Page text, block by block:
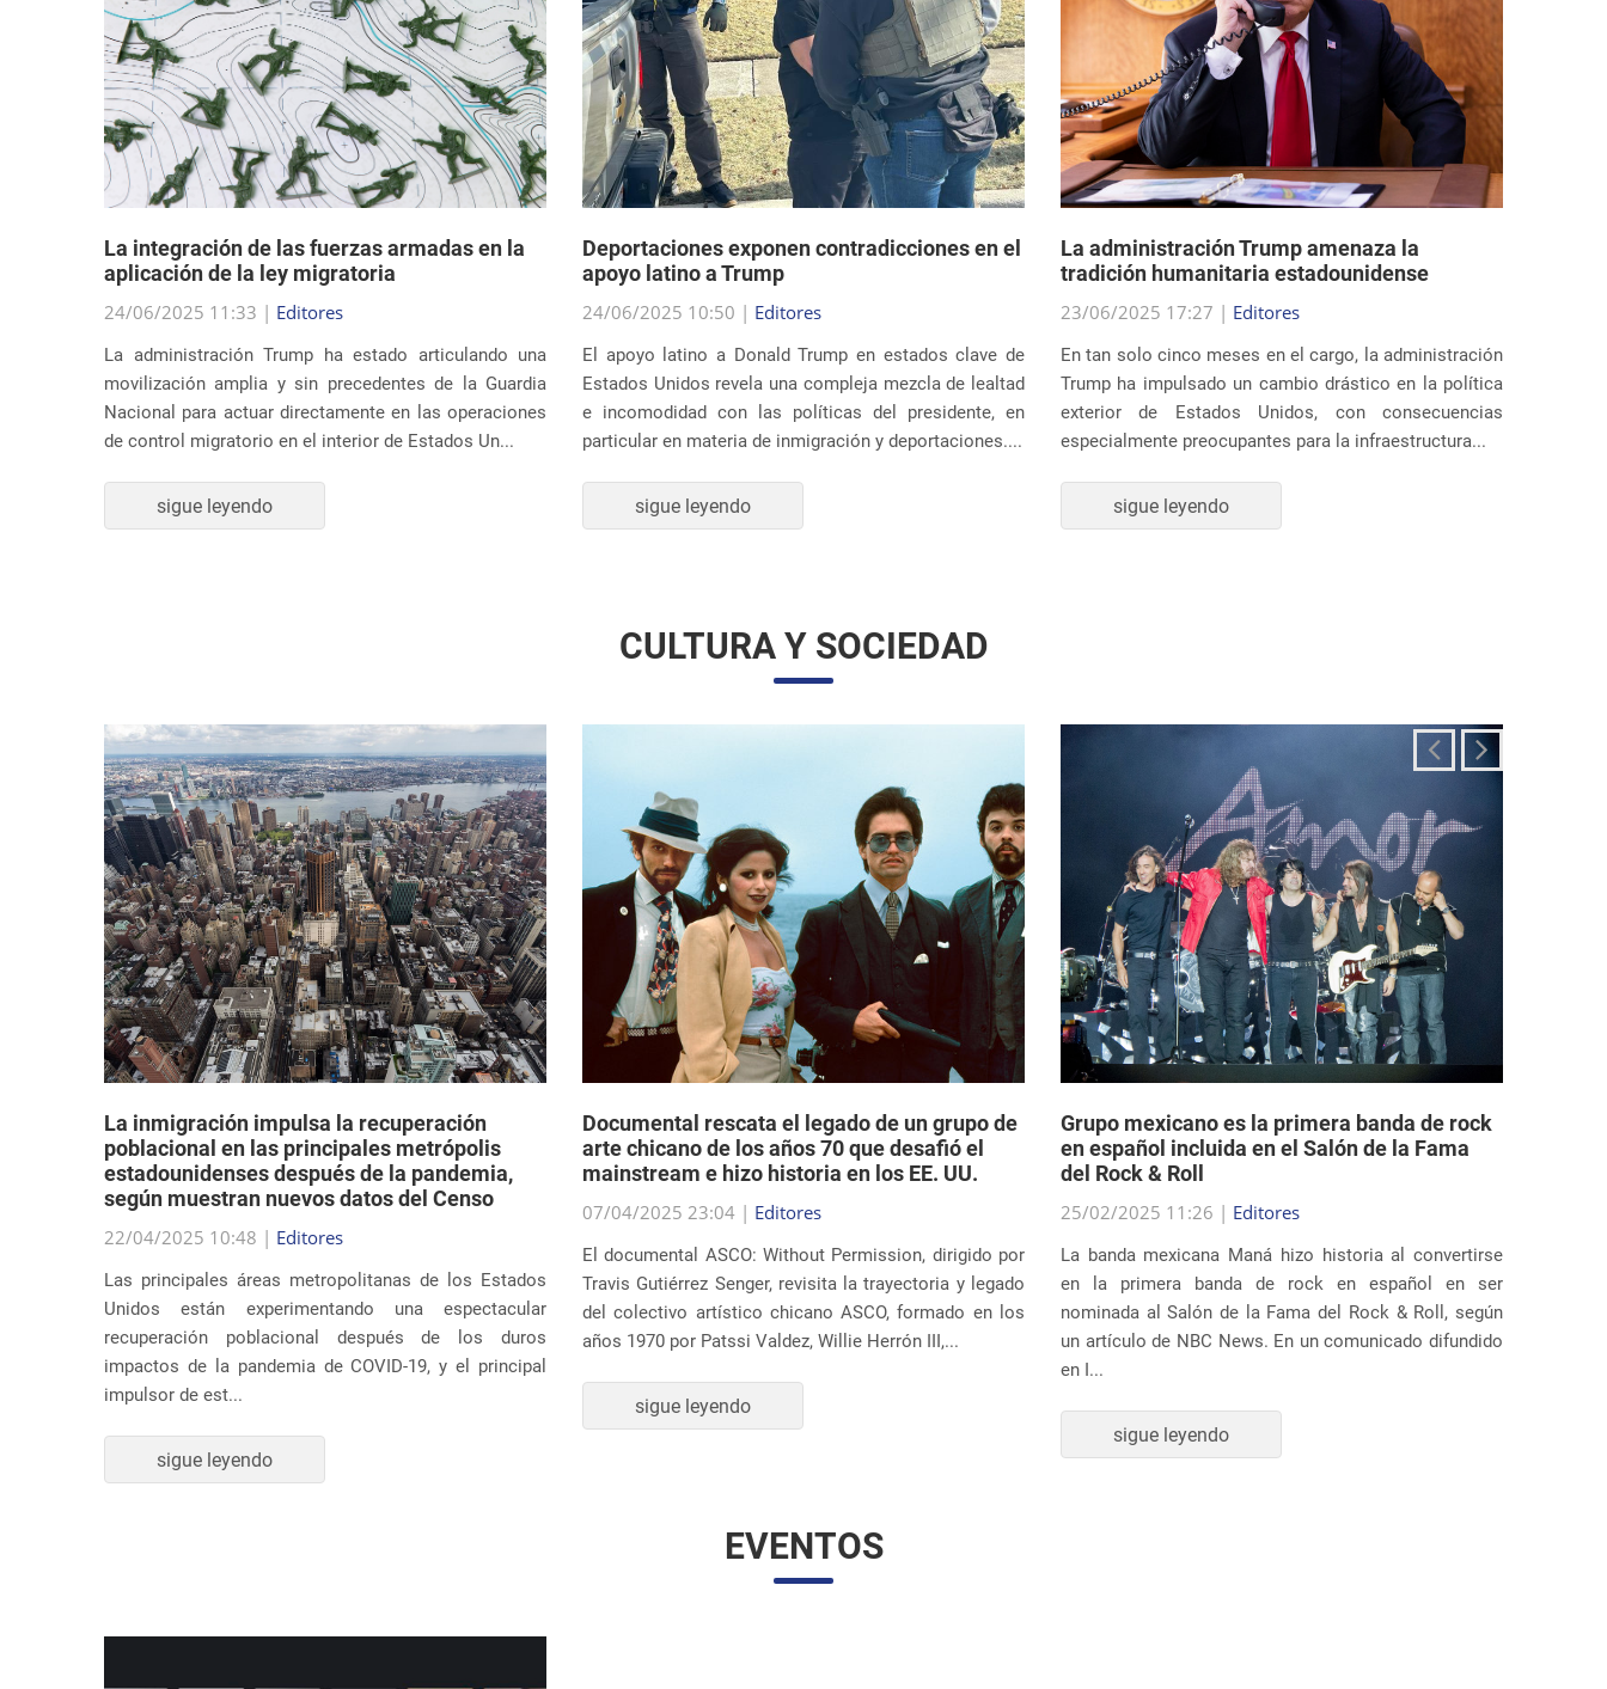
La integración de las fuerzas armadas en la
aplicación de la ley migratoria
24/06/2025 11:33 | Editores
La administración Trump ha estado articulando una
movilización amplia y sin precedentes de la Guardia
Nacional para actuar directamente en las operaciones
de control migratorio en el interior de Estados Un...
sigue leyendo
Deportaciones exponen contradicciones en el
apoyo latino a Trump
24/06/2025 10:50 | Editores
El apoyo latino a Donald Trump en estados clave de
Estados Unidos revela una compleja mezcla de lealtad
e incomodidad con las políticas del presidente, en
particular en materia de inmigración y deportaciones....
sigue leyendo
La administración Trump amenaza la
tradición humanitaria estadounidense
23/06/2025 17:27 | Editores
En tan solo cinco meses en el cargo, la administración
Trump ha impulsado un cambio drástico en la política
exterior de Estados Unidos, con consecuencias
especialmente preocupantes para la infraestructura...
sigue leyendo
CULTURA Y SOCIEDAD
La inmigración impulsa la recuperación
poblacional en las principales metrópolis
estadounidenses después de la pandemia,
según muestran nuevos datos del Censo
22/04/2025 10:48 | Editores
Las principales áreas metropolitanas de los Estados
Unidos están experimentando una espectacular
recuperación poblacional después de los duros
impactos de la pandemia de COVID-19, y el principal
impulsor de est...
sigue leyendo
Documental rescata el legado de un grupo de
arte chicano de los años 70 que desafió el
mainstream e hizo historia en los EE. UU.
07/04/2025 23:04 | Editores
El documental ASCO: Without Permission, dirigido por
Travis Gutiérrez Senger, revisita la trayectoria y legado
del colectivo artístico chicano ASCO, formado en los
años 1970 por Patssi Valdez, Willie Herrón III,...
sigue leyendo
Grupo mexicano es la primera banda de rock
en español incluida en el Salón de la Fama
del Rock & Roll
25/02/2025 11:26 | Editores
La banda mexicana Maná hizo historia al convertirse
en la primera banda de rock en español en ser
nominada al Salón de la Fama del Rock & Roll, según
un artículo de NBC News. En un comunicado difundido
en I...
sigue leyendo
EVENTOS